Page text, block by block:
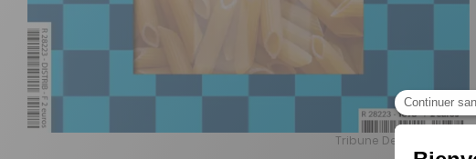
Tribune De Lyon n° 1078